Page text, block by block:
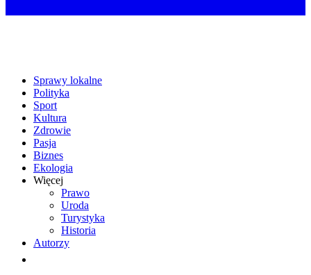
Sprawy lokalne
Polityka
Sport
Kultura
Zdrowie
Pasja
Biznes
Ekologia
Więcej
Prawo
Uroda
Turystyka
Historia
Autorzy